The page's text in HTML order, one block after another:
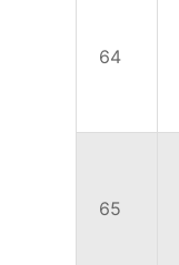
64
65